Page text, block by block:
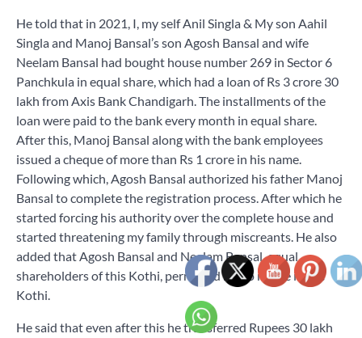
He told that in 2021, I, my self Anil Singla & My son Aahil
Singla and Manoj Bansal’s son Agosh Bansal and wife
Neelam Bansal had bought house number 269 in Sector 6
Panchkula in equal share, which had a loan of Rs 3 crore 30
lakh from Axis Bank Chandigarh. The installments of the
loan were paid to the bank every month in equal share.
After this, Manoj Bansal along with the bank employees
issued a cheque of more than Rs 1 crore in his name.
Following which, Agosh Bansal authorized his father Manoj
Bansal to complete the registration process. After which he
started forcing his authority over the complete house and
started threatening my family through miscreants. He also
added that Agosh Bansal and Neelam Bansal, equal
shareholders of this Kothi, permitted me to reside in the
Kothi.
He said that even after this he transferred Rupees 30 lakh